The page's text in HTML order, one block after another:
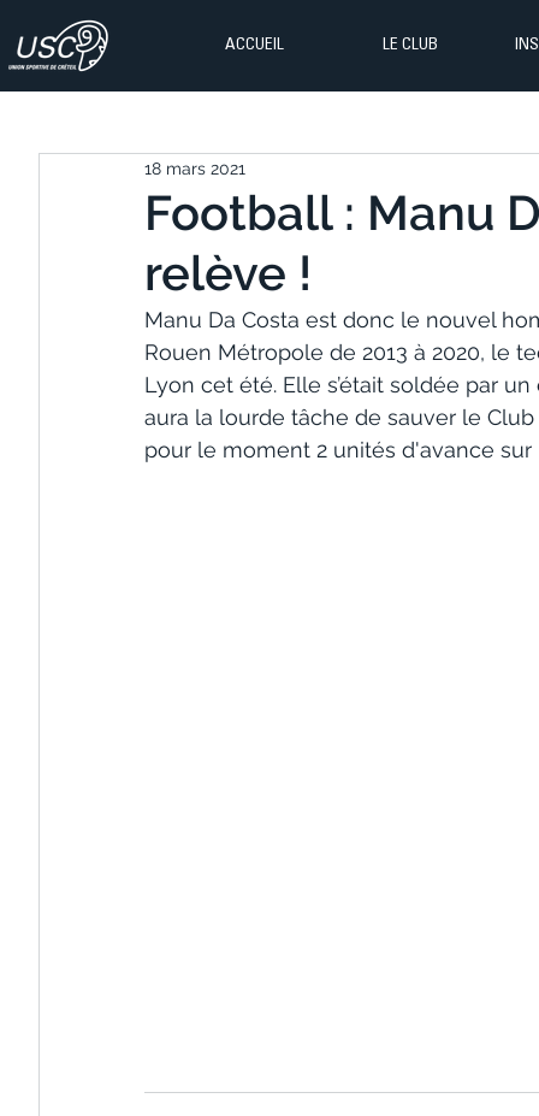
ACCUEIL LE CLUB
Football : Manu
relève !
18 mars 2021
Manu Da Costa est donc le nouvel
Rouen Métropole de 2013 à 2020, le
Lyon cet été. Elle s’était soldée par
aura la lourde tâche de sauver le
pour le moment 2 unités d'avance sur